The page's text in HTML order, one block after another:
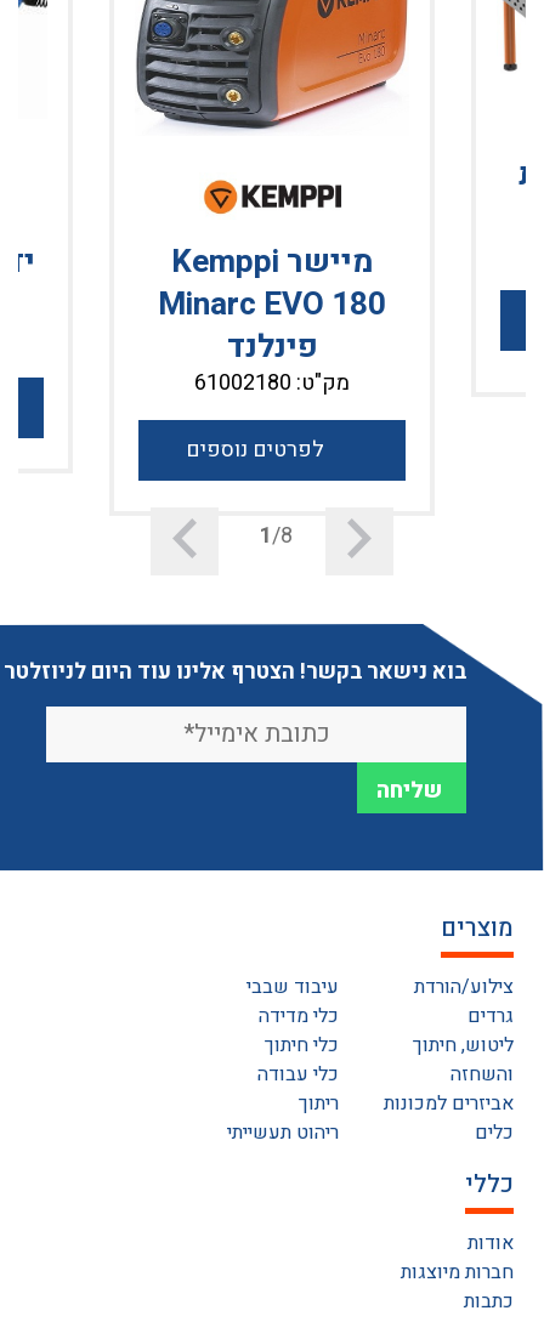
מיישר Kemppi
Minarc EVO 180
פינלנד
מק"ט: 61002180
לפרטים נוספים
1/8
בוא נישאר בקשר! הצטרף אלינו עוד היום לניוזלטר
מוצרים
צילוע/הורדת
גרדים
ליטוש, חיתוך
והשחזה
אביזרים למכונות
כלים
עיבוד שבבי
כלי מדידה
כלי חיתוך
כלי עבודה
ריתוך
ריהוט תעשייתי
כללי
אודות
חברות מיוצגות
כתבות